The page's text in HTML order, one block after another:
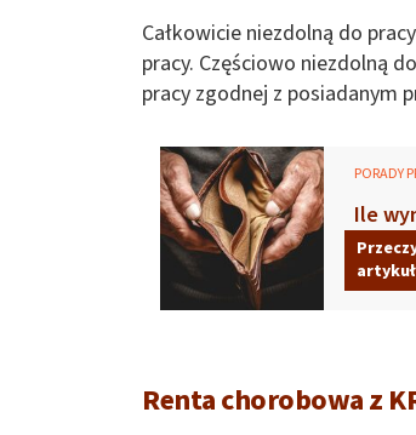
Całkowicie niezdolną do
pracy. Częściowo niezdolną
pracy zgodnej z posiadanym
PORADY
Ile
artykuł
Renta chorobowa z